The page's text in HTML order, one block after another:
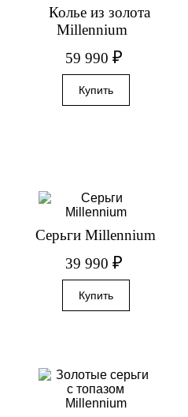
Колье из золота
Millennium
59 990 ₽
Серьги Millennium
39 990 ₽